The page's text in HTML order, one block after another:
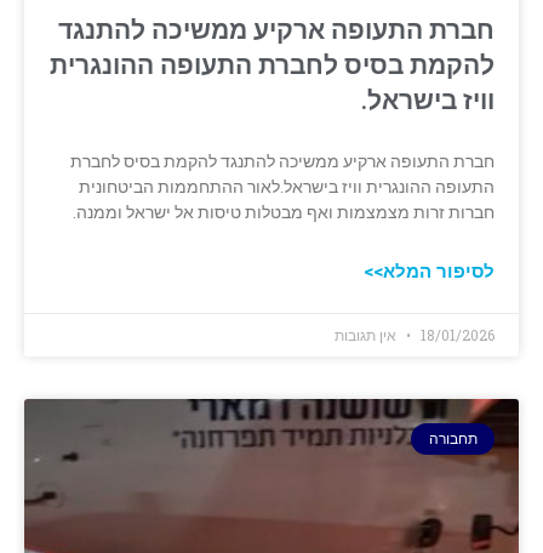
חברת התעופה ארקיע ממשיכה להתנגד
להקמת בסיס לחברת התעופה ההונגרית
וויז בישראל.
חברת התעופה ארקיע ממשיכה להתנגד להקמת בסיס לחברת
התעופה ההונגרית וויז בישראל.לאור ההתחממות הביטחונית
חברות זרות מצמצמות ואף מבטלות טיסות אל ישראל וממנה.
לסיפור המלא>>
18/01/2026 אין תגובות
תחבורה